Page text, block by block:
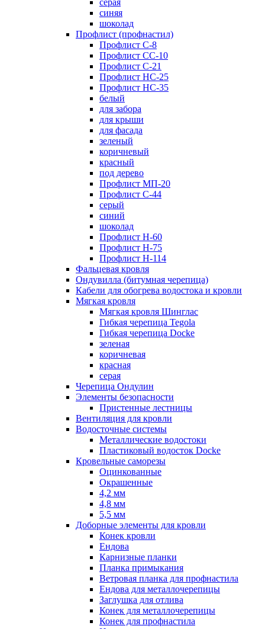
серая
синяя
шоколад
Профлист (профнастил)
Профлист С-8
Профлист СС-10
Профлист C-21
Профлист НС-25
Профлист НС-35
белый
для забора
для крыши
для фасада
зеленый
коричневый
красный
под дерево
Профлист МП-20
Профлист С-44
серый
синий
шоколад
Профлист Н-60
Профлист Н-75
Профлист H-114
Фальцевая кровля
Ондувилла (битумная черепица)
Кабели для обогрева водостока и кровли
Мягкая кровля
Мягкая кровля Шинглас
Гибкая черепица Tegola
Гибкая черепица Docke
зеленая
коричневая
красная
серая
Черепица Ондулин
Элементы безопасности
Пристенные лестницы
Вентиляция для кровли
Водосточные системы
Металлические водостоки
Пластиковый водосток Docke
Кровельные саморезы
Оцинкованные
Окрашенные
4,2 мм
4,8 мм
5,5 мм
Доборные элементы для кровли
Конек кровли
Ендова
Карнизные планки
Планка примыкания
Ветровая планка для профнастила
Ендова для металлочерепицы
Заглушка для отлива
Конек для металлочерепицы
Конек для профнастила